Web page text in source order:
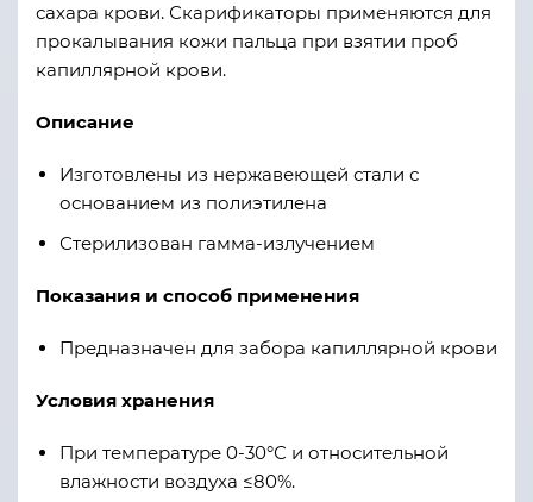
сахара крови. Скарификаторы применяются для
прокалывания кожи пальца при взятии проб
капиллярной крови.
Описание
Изготовлены из нержавеющей стали с
основанием из полиэтилена
Стерилизован гамма-излучением
Показания и способ применения
Предназначен для забора капиллярной крови
Условия хранения
При температуре 0-30°С и относительной
влажности воздуха ≤80%.